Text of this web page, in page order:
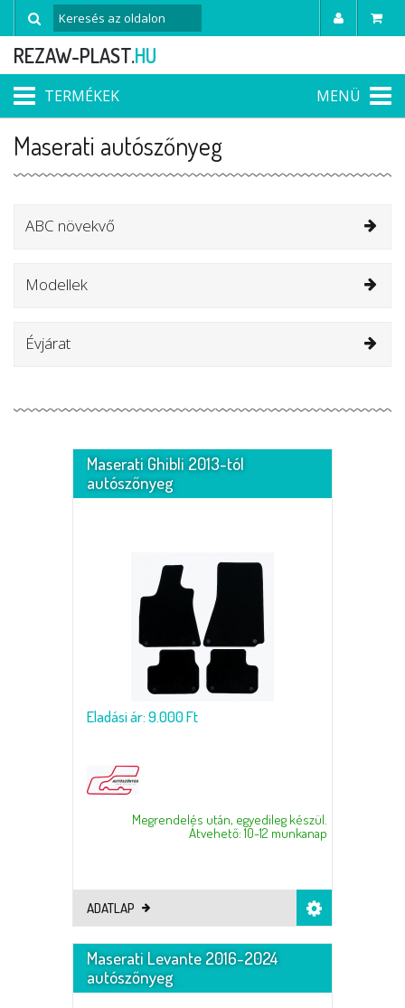
REZAW-PLAST.HU
TERMÉKEK MENÜ
Maserati autószőnyeg
ABC növekvő
Modellek
Évjárat
Maserati Ghibli 2013-tól
autószőnyeg
Eladási ár: 9.000 Ft
Megrendelés után, egyedileg készül.
Átvehető: 10-12 munkanap
ADATLAP
Maserati Levante 2016-2024
autószőnyeg